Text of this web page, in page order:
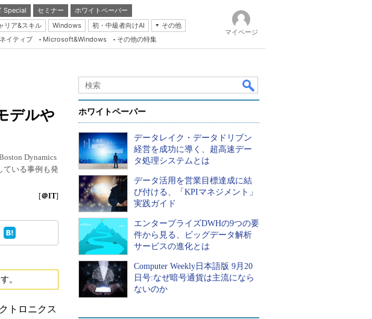
Special セミナー
ホワイトペーパー
リア&スキル Windows 初・中級者向けAI
その他
Server & Storage
Java Agile
Database Expert
Linux ＆ OSS
Master of IP Network
Security & Trust
Test & Tools
イティブ Microsoft&Windows その他の特集
マイページ
デルや
Dynamics
ている事例も発
[＠IT]
。
トロニクス
ホワイトペーパー
データレイク・データドリブン
経営を成功に導く、超高速デー
タ処理システムとは
データ活用を営業目標達成に結
び付ける、「KPIマネジメント」
実践ガイド
エンタープライズDWHの9つの要
件から見る、ビッグデータ解析
サービスの進化とは
Computer Weekly日本語版 9月20
日号:なぜ暗号通貨は主流になら
ないのか